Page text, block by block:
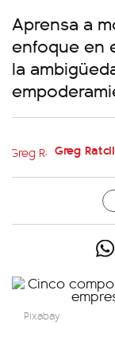
Aprensa a
enfoque en
la
Greg
Pixabay